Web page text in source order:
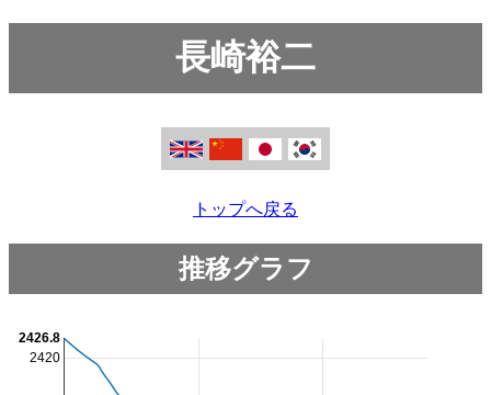
長崎裕二
トップへ戻る
推移グラフ
2420
2426.8